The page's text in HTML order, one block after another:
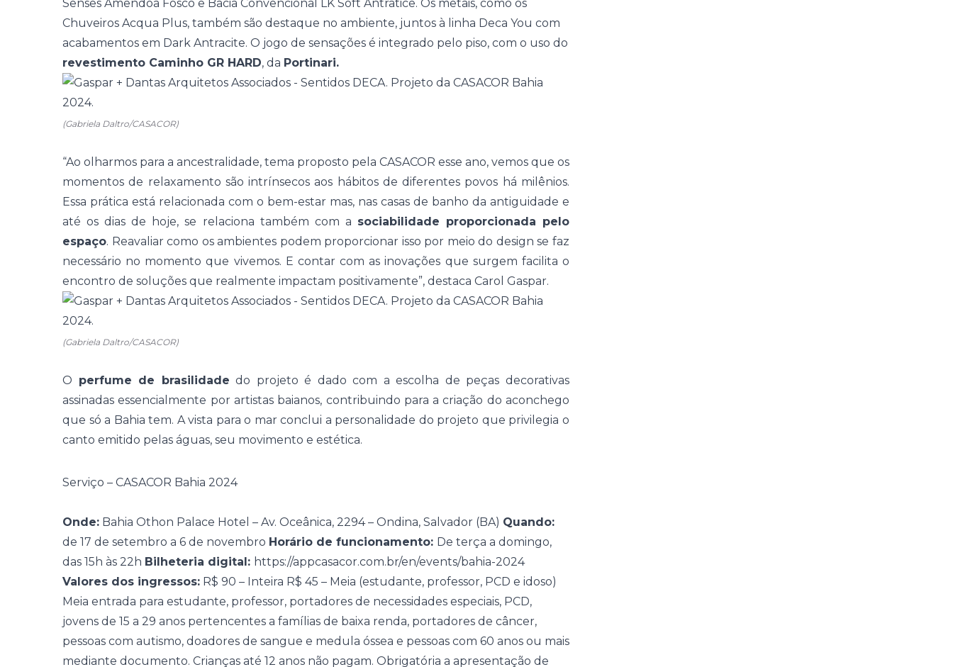
Senses Amêndoa Fosco e Bacia Convencional LK Soft Antratice. Os metais, como os
Chuveiros Acqua Plus, também são destaque no ambiente, juntos à linha Deca You com
acabamentos em Dark Antracite. O jogo de sensações é integrado pelo piso, com o uso do
revestimento Caminho GR HARD, da Portinari.
(Gabriela Daltro/CASACOR)
“Ao olharmos para a ancestralidade, tema proposto pela CASACOR esse ano, vemos que os
momentos de relaxamento são intrínsecos aos hábitos de diferentes povos há milênios.
Essa prática está relacionada com o bem-estar mas, nas casas de banho da antiguidade e
até os dias de hoje, se relaciona também com a sociabilidade proporcionada pelo
espaço. Reavaliar como osambientes podem proporcionar isso por meio do design se faz
necessário no momento que vivemos. E contar com as inovações que surgem facilita o
encontro de soluções que realmente impactam positivamente”, destaca Carol Gaspar.
(Gabriela Daltro/CASACOR)
O perfume de brasilidade do projeto é dado com a escolha de peças decorativas
assinadas essencialmente por artistas baianos, contribuindo para a criação do aconchego
que só a Bahia tem. A vista para o mar conclui a personalidade do projeto que privilegia o
canto emitido pelas águas, seu movimento e estética.
Serviço – CASACOR Bahia 2024
Onde: Bahia Othon Palace Hotel – Av. Oceânica, 2294 – Ondina, Salvador (BA) Quando:
de 17 de setembro a 6 de novembro Horário de funcionamento: De terça a domingo,
das 15h às 22h Bilheteria digital: https://appcasacor.com.br/en/events/bahia-2024
Valores dos ingressos: R$ 90 – Inteira R$ 45 – Meia (estudante, professor, PCD e idoso)
Meia entrada para estudante, professor, portadores de necessidades especiais, PCD,
jovens de 15 a 29 anos pertencentes a famílias de baixa renda, portadores de câncer,
pessoas com autismo, doadores de sangue e medula óssea e pessoas com 60 anos ou mais
mediante documento. Crianças até 12 anos não pagam. Obrigatória a apresentação de